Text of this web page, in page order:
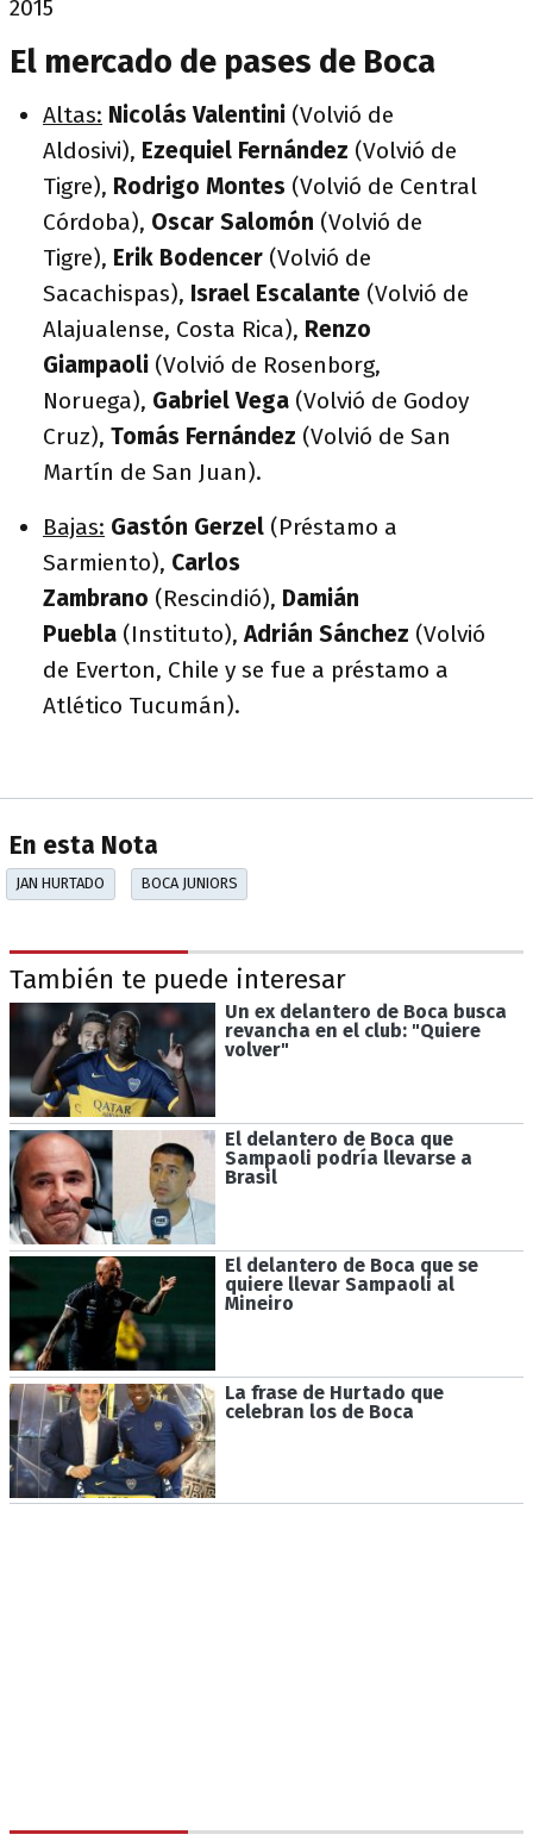
2015
El mercado de pases de Boca
Altas: Nicolás Valentini (Volvió de
Aldosivi), Ezequiel Fernández (Volvió de
Tigre), Rodrigo Montes (Volvió de Central
Córdoba), Oscar Salomón (Volvió de
Tigre), Erik Bodencer (Volvió de
Sacachispas), Israel Escalante (Volvió de
Alajualense, Costa Rica), Renzo
Giampaoli (Volvió de Rosenborg,
Noruega), Gabriel Vega (Volvió de Godoy
Cruz), Tomás Fernández (Volvió de San
Martín de San Juan).
Bajas: Gastón Gerzel (Préstamo a
Sarmiento), Carlos
Zambrano (Rescindió), Damián
Puebla (Instituto),Adrián Sánchez (Volvió
de Everton, Chile y se fue a préstamo a
Atlético Tucumán).
En esta Nota
JAN HURTADO BOCA JUNIORS
También te puede interesar
Un ex delantero de Boca busca
revancha en el club: "Quiere
volver"
El delantero de Boca que
Sampaoli podría llevarse a
Brasil
El delantero de Boca que se
quiere llevar Sampaoli al
Mineiro
La frase de Hurtado que
celebran los de Boca